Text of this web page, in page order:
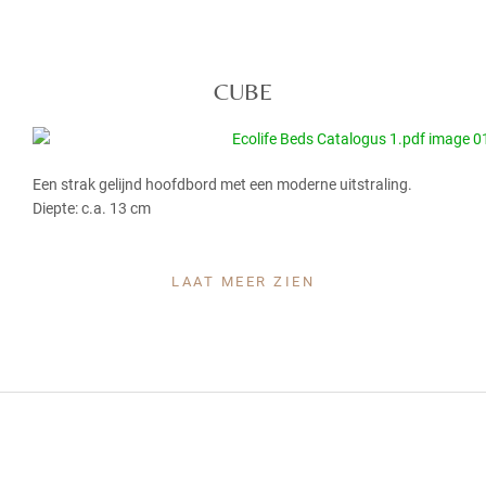
CUBE
Een strak gelijnd hoofdbord met een moderne uitstraling.
Diepte: c.a. 13 cm
LAAT MEER ZIEN